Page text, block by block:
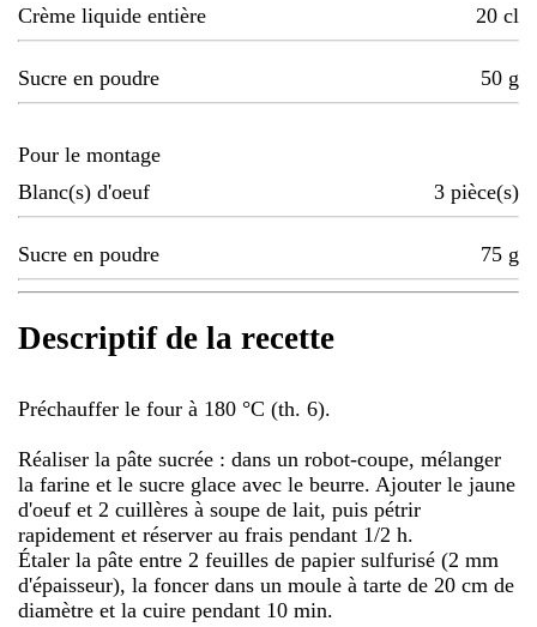
Crème liquide entière 20 cl
Sucre en poudre 50 g
Pour le montage
Blanc(s) d'oeuf
3 pièce(s)
Sucre en poudre 75 g
Descriptif de la recette
Préchauffer le four à 180 °C (th. 6).
Réaliser la pâte sucrée : dans un robot-coupe, mélanger
la farine et le sucre glace avec le beurre. Ajouter le jaune
d'oeuf et 2 cuillères à soupe de lait, puis pétrir
rapidement et réserver au frais pendant 1/2 h.
Étaler la pâte entre 2 feuilles de papier sulfurisé (2 mm
d'épaisseur), la foncer dans un moule à tarte de 20 cm de
diamètre et la cuire pendant 10 min.